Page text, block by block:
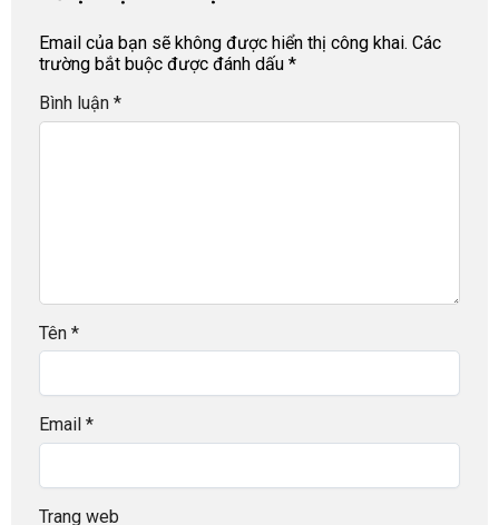
Email của bạn sẽ không được hiển thị công khai. Các
trường bắt buộc được đánh dấu *
Bình luận *
Tên *
Email *
Trang web